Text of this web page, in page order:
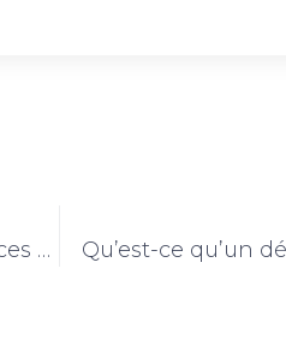
Décembre 2021 : les conséquences du Télétravail Qu’est-ce qu’un